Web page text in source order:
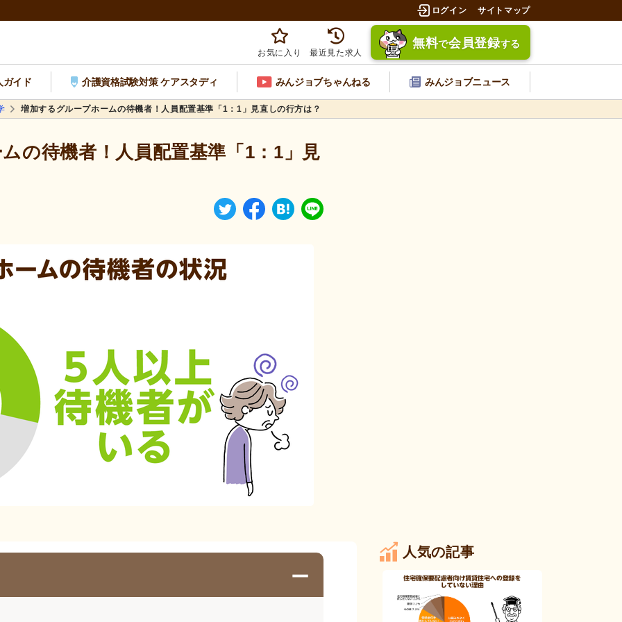
ログイン サイトマップ
お気に入り 最近見た求人
無料で会員登録する
ガイド 介護資格試験対策 ケアスタディ みんジョブちゃんねる みんジョブニュース
増加するグループホームの待機者！人員配置基準「1：1」見直しの行方は？
の待機者！人員配置基準「1：1」見
人気の記事